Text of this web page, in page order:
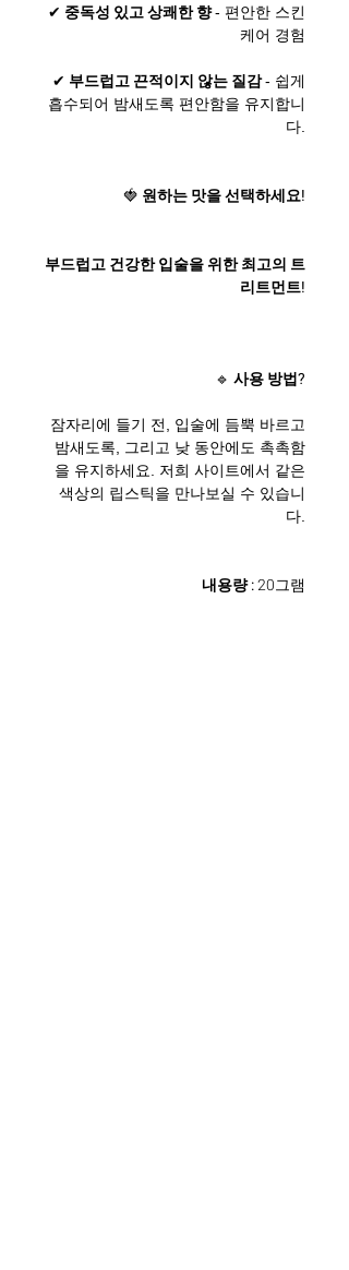
✔ 중독성 있고 상쾌한 향- 편안한 스킨
케어 경험
✔ 부드럽고 끈적이지 않는 질감- 쉽게
흡수되어 밤새도록 편안함을 유지합니
다.
🍓 원하는 맛을 선택하세요!
부드럽고 건강한 입술을 위한 최고의 트
리트먼트!
🔹 사용 방법?
잠자리에 들기 전, 입술에 듬뿍 바르고
밤새도록, 그리고 낮 동안에도 촉촉함
을 유지하세요. 저희 사이트에서 같은
색상의 립스틱을 만나보실 수 있습니
다.
내용량 :20그램